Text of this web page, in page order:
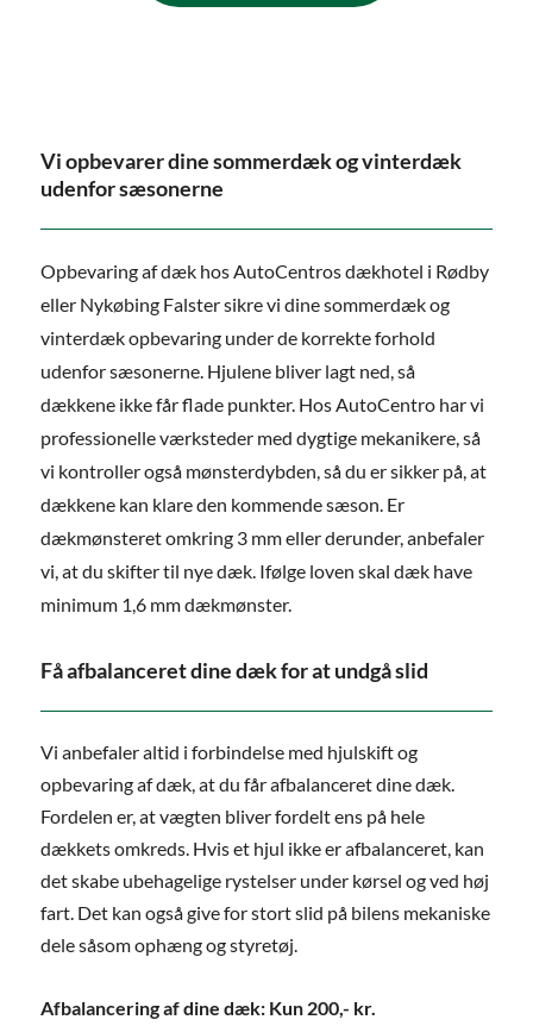
Vi opbevarer dine sommerdæk og vinterdæk
udenfor sæsonerne
Opbevaring af dæk hos AutoCentros dækhotel i Rødby
eller Nykøbing Falster sikre vi dine sommerdæk og
vinterdæk opbevaring under de korrekte forhold
udenfor sæsonerne. Hjulene bliver lagt ned, så
dækkene ikke får flade punkter. Hos AutoCentro har vi
professionelle værksteder med dygtige mekanikere, så
vi kontroller også mønsterdybden, så du er sikker på, at
dækkene kan klare den kommende sæson. Er
dækmønsteret omkring 3 mm eller derunder, anbefaler
vi, at du skifter til nye dæk. Ifølge loven skal dæk have
minimum 1,6 mm dækmønster.
Få afbalanceret dine dæk for at undgå slid
Vi anbefaler altid i forbindelse med hjulskift og
opbevaring af dæk, at du får afbalanceret dine dæk.
Fordelen er, at vægten bliver fordelt ens på hele
dækkets omkreds. Hvis et hjul ikke er afbalanceret, kan
det skabe ubehagelige rystelser under kørsel og ved høj
fart. Det kan også give for stort slid på bilens mekaniske
dele såsom ophæng og styretøj.
Afbalancering af dine dæk: Kun 200,- kr.